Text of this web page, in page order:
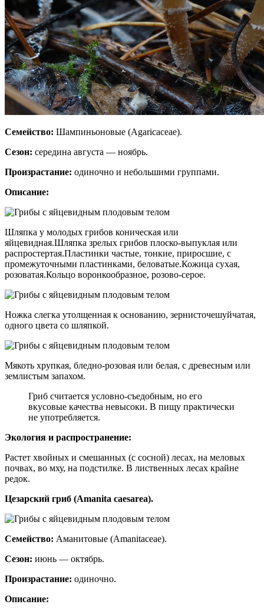
Семейство: Шампиньоновые (Agaricaceae).
Сезон: середина августа — ноябрь.
Произрастание: одиночно и небольшими группами.
Описание:
Шляпка у молодых грибов коническая или
яйцевидная.Шляпка зрелых грибов плоско-выпуклая или
распростертая.Пластинки частые, тонкие, приросшие, с
промежуточными пластинками, беловатые.Кожица сухая,
розоватая.Кольцо воронкообразное, розово-серое.
Ножка слегка утолщенная к основанию, зернисточешуйчатая,
одного цвета со шляпкой.
Мякоть хрупкая, бледно-розовая или белая, с древесным или
землистым запахом.
Гриб считается условно-съедобным, но его
вкусовые качества невысоки. В пищу практически
не употребляется.
Экология и распространение:
Растет хвойных и смешанных (с сосной) лесах, на меловых
почвах, во мху, на подстилке. В лиственных лесах крайне
редок.
Цезарский гриб (Amanita caesarea).
Семейство: Аманитовые (Amanitaceae).
Сезон: июнь — октябрь.
Произрастание: одиночно.
Описание: